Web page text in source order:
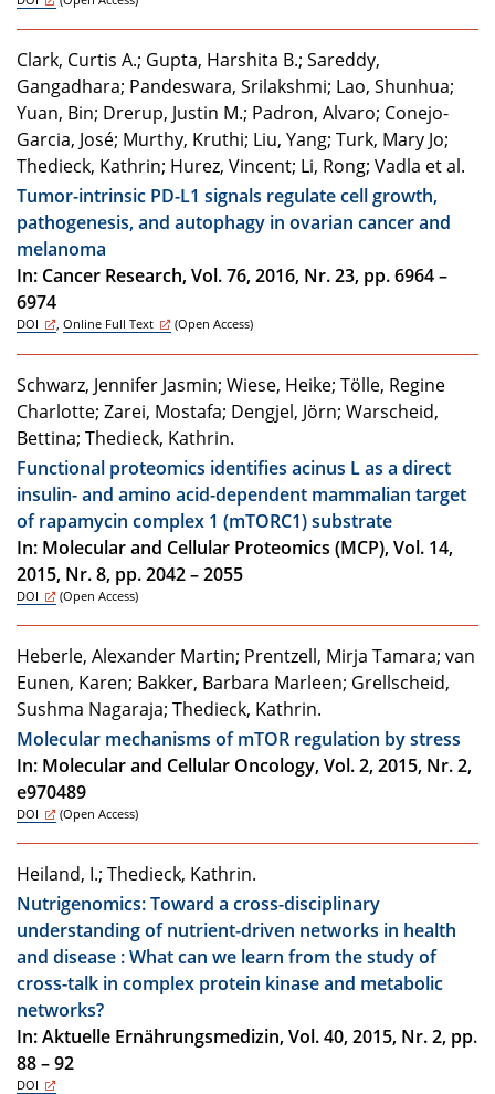
Clark, Curtis A.; Gupta, Harshita B.; Sareddy,
Gangadhara; Pandeswara, Srilakshmi; Lao, Shunhua;
Yuan, Bin; Drerup, Justin M.; Padron, Alvaro; Conejo-
Garcia, José; Murthy, Kruthi; Liu, Yang; Turk, Mary Jo;
Thedieck, Kathrin; Hurez, Vincent; Li, Rong; Vadla et al.
Tumor-intrinsic PD-L1 signals regulate cell growth,
pathogenesis, and autophagy in ovarian cancer and
melanoma
In: Cancer Research, Vol. 76, 2016, Nr. 23, pp. 6964 –
6974
DOI , Online Full Text (Open Access)
Schwarz, Jennifer Jasmin; Wiese, Heike; Tölle, Regine
Charlotte; Zarei, Mostafa; Dengjel, Jörn; Warscheid,
Bettina; Thedieck, Kathrin.
Functional proteomics identifies acinus L as a direct
insulin- and amino acid-dependent mammalian target
of rapamycin complex 1 (mTORC1) substrate
In: Molecular and Cellular Proteomics (MCP), Vol. 14,
2015, Nr. 8, pp. 2042 – 2055
DOI (Open Access)
Heberle, Alexander Martin; Prentzell, Mirja Tamara; van
Eunen, Karen; Bakker, Barbara Marleen; Grellscheid,
Sushma Nagaraja; Thedieck, Kathrin.
Molecular mechanisms of mTOR regulation by stress
In: Molecular and Cellular Oncology, Vol. 2, 2015, Nr. 2,
e970489
DOI (Open Access)
Heiland, I.; Thedieck, Kathrin.
Nutrigenomics: Toward a cross-disciplinary
understanding of nutrient-driven networks in health
and disease : What can we learn from the study of
cross-talk in complex protein kinase and metabolic
networks?
In: Aktuelle Ernährungsmedizin, Vol. 40, 2015, Nr. 2, pp.
88 – 92
DOI